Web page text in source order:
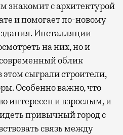
знакомит с архитектурой
и помогает по-новому
Инсталляции
на них, но и
современный облик
сыграли строители,
Особенно важно, что
интересен и взрослым, и
привычный город с
связь между